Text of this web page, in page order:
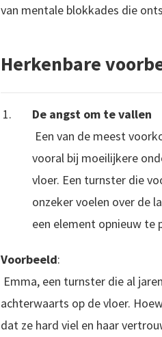
van mentale blokkades die
Herkenbare
De angst om te vallen
Een van de meest
vooral bij moeilijkere
vloer. Een turnster die
onzeker voelen over de
een element opnieuw te
Voorbeeld:
Emma, een turnster die al
achterwaarts op de vloer.
dat ze hard viel en haar